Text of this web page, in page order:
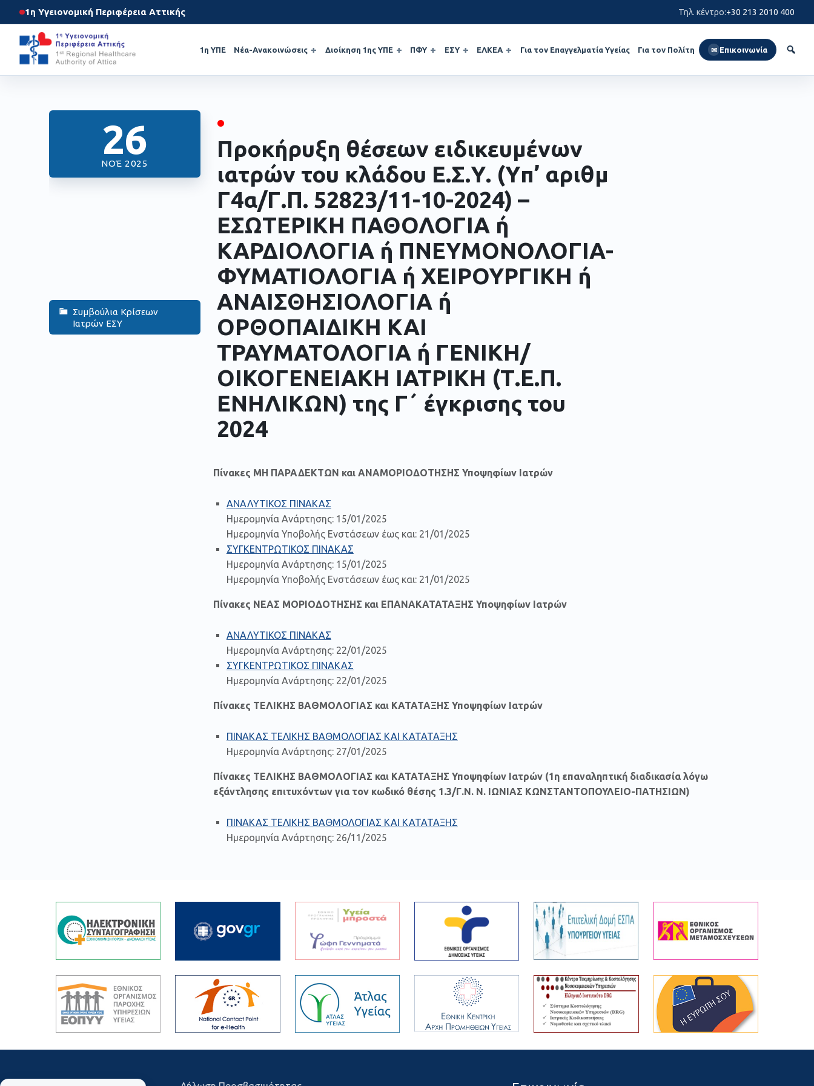
1η Υγειονομική Περιφέρεια Αττικής Τηλ. κέντρο:+30 213 2010 400
1η ΥΠΕ Νέα-Ανακοινώσεις Διοίκηση 1ης ΥΠΕ ΠΦΥ ΕΣΥ ΕΛΚΕΑ Για τον Επαγγελματία Υγείας Για τον Πολίτη ✉ Επικοινωνία
26
ΝΟΈ 2025
Συμβούλια Κρίσεων
Ιατρών ΕΣΥ
•
Προκήρυξη θέσεων ειδικευμένων
ιατρών του κλάδου Ε.Σ.Υ. (Yπ’ αριθμ
Γ4α/Γ.Π. 52823/11-10-2024) –
ΕΣΩΤΕΡΙΚΗ ΠΑΘΟΛΟΓΙΑ ή
ΚΑΡΔΙΟΛΟΓΙΑ ή ΠΝΕΥΜΟΝΟΛΟΓΙΑ-
ΦΥΜΑΤΙΟΛΟΓΙΑ ή ΧΕΙΡΟΥΡΓΙΚΗ ή
ΑΝΑΙΣΘΗΣΙΟΛΟΓΙΑ ή
ΟΡΘΟΠΑΙΔΙΚΗ ΚΑΙ
ΤΡΑΥΜΑΤΟΛΟΓΙΑ ή ΓΕΝΙΚΗ/
ΟΙΚΟΓΕΝΕΙΑΚΗ ΙΑΤΡΙΚΗ (Τ.Ε.Π.
ΕΝΗΛΙΚΩΝ) της Γ΄ έγκρισης του
2024
Πίνακες ΜΗ ΠΑΡΑΔΕΚΤΩΝ και ΑΝΑΜΟΡΙΟΔΟΤΗΣΗΣ Υποψηφίων Ιατρών
ΑΝΑΛΥΤΙΚΟΣ ΠΙΝΑΚΑΣ
Ημερομηνία Ανάρτησης: 15/01/2025
Ημερομηνία Υποβολής Ενστάσεων έως και: 21/01/2025
ΣΥΓΚΕΝΤΡΩΤΙΚΟΣ ΠΙΝΑΚΑΣ
Ημερομηνία Ανάρτησης: 15/01/2025
Ημερομηνία Υποβολής Ενστάσεων έως και: 21/01/2025
Πίνακες ΝΕΑΣ ΜΟΡΙΟΔΟΤΗΣΗΣ και ΕΠΑΝΑΚΑΤΑΤΑΞΗΣ Υποψηφίων Ιατρών
ΑΝΑΛΥΤΙΚΟΣ ΠΙΝΑΚΑΣ
Ημερομηνία Ανάρτησης: 22/01/2025
ΣΥΓΚΕΝΤΡΩΤΙΚΟΣ ΠΙΝΑΚΑΣ
Ημερομηνία Ανάρτησης: 22/01/2025
Πίνακες ΤΕΛΙΚΗΣ ΒΑΘΜΟΛΟΓΙΑΣ και ΚΑΤΑΤΑΞΗΣ Υποψηφίων Ιατρών
ΠΙΝΑΚΑΣ ΤΕΛΙΚΗΣ ΒΑΘΜΟΛΟΓΙΑΣ ΚΑΙ ΚΑΤΑΤΑΞΗΣ
Ημερομηνία Ανάρτησης: 27/01/2025
Πίνακες ΤΕΛΙΚΗΣ ΒΑΘΜΟΛΟΓΙΑΣ και ΚΑΤΑΤΑΞΗΣ Υποψηφίων Ιατρών (1η επαναληπτική διαδικασία λόγω
εξάντλησης επιτυχόντων για τον κωδικό θέσης 1.3/Γ.Ν. Ν. ΙΩΝΙΑΣ ΚΩΝΣΤΑΝΤΟΠΟΥΛΕΙΟ-ΠΑΤΗΣΙΩΝ)
ΠΙΝΑΚΑΣ ΤΕΛΙΚΗΣ ΒΑΘΜΟΛΟΓΙΑΣ ΚΑΙ ΚΑΤΑΤΑΞΗΣ
Ημερομηνία Ανάρτησης: 26/11/2025